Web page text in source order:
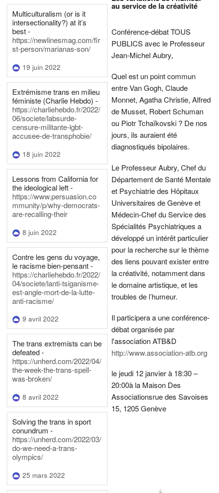
Multiculturalism (or is it
intersectionality?) at it’s
best -
https://newlinesmag.com/fir
st-person/marianas-son/
19 juin 2022
Extrémisme trans en milieu
féministe (Charlie Hebdo) -
https://charliehebdo.fr/2022/
06/societe/labsurde-
censure-militante-lgbt-
accusee-de-transphobie/
18 juin 2022
Lessons from California for
the ideological left -
https://www.persuasion.co
mmunity/p/why-democrats-
are-recalling-their
8 juin 2022
Contre les gens du voyage,
le racisme bien-pensant -
https://charliehebdo.fr/2022/
04/societe/lanti-tsiganisme-
est-angle-mort-de-la-lutte-
anti-racisme/
9 avril 2022
The trans extremists can be
defeated -
https://unherd.com/2022/04/
the-week-the-trans-spell-
was-broken/
8 avril 2022
Solving the trans in sport
conundrum -
https://unherd.com/2022/03/
do-we-need-a-trans-
olympics/
25 mars 2022
au service de la créativité
Conférence-débat TOUS
PUBLICS avec le Professeur
Jean-Michel Aubry,
Quel est un point commun
entre Van Gogh, Claude
Monnet, Agatha Christie, Alfred
de Musset, Robert Schuman
ou Piotr Tchaïkovski ? De nos
jours, ils auraient été
diagnostiqués bipolaires.
Le Professeur Aubry, Chef du
Département de Santé Mentale
et Psychiatrie des Hôpitaux
Universitaires de Genève et
Médecin-Chef du Service des
Spécialités Psychiatriques a
développé un intérêt particulier
pour la recherche sur le thème
des liens pouvant exister entre
la créativité, notamment dans
le domaine artistique, et les
troubles de l’humeur.
Il participera a une conférence-
débat organisée par
l'association ATB&D
http://www.association-atb.org
le jeudi 12 janvier à 18:30 –
20:00à la Maison Des
Associationsrue des Savoises
15, 1205 Genève